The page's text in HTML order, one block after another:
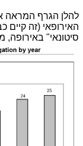
סיטונאי" באירופה, מכלל 33 המדינות